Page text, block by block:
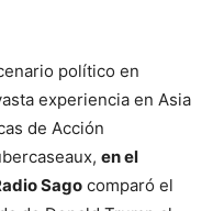
político en
experiencia en Asia
de Acción
en el
Sago comparó el